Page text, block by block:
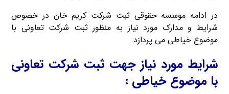
در ادامه موسسه حقوقی ثبت شرکت کریم خان در خصوص
شرایط و مدارک مورد نیاز به منظور ثبت شرکت تعاونی با
موضوع خیاطی می پردازد.
شرایط مورد نیاز جهت ثبت شرکت تعاونی
با موضوع خیاطی :